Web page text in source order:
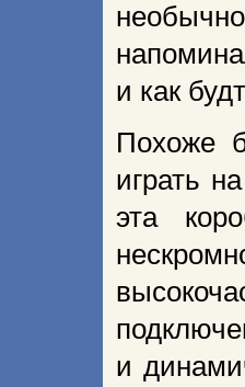
и как
Похоже
играть
эта
и